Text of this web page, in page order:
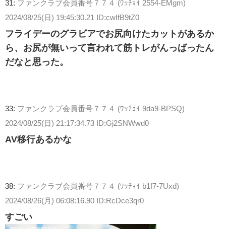
31: ファンクラブ会員番号７７４ (ﾜｯﾁｮｲ 2554-EMgm)
2024/08/25(日) 19:45:30.21 ID:cwIfB9tZ0
フライデーのグラビアでお尻向けたカットがあるか
ら、お尻が無いって言われて筋トレがんっばったん
だなと思った。
33: ファンクラブ会員番号７７４ (ﾜｯﾁｮｲ 9da9-BPSQ)
2024/08/25(日) 21:17:34.73 ID:Gj2SNWwd0
AV移行あるかな
38: ファンクラブ会員番号７７４ (ﾜｯﾁｮｲ b1f7-7Uxd)
2024/08/26(月) 06:08:16.90 ID:RcDce3qr0
すごい